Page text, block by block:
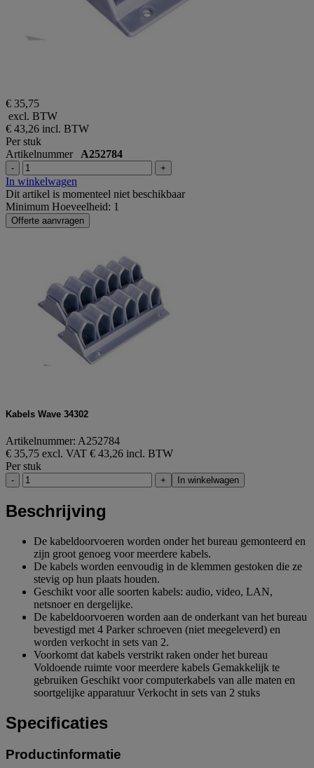
€ 35,75
excl. BTW
€ 43,26 incl. BTW
Per stuk
Artikelnummer A252784
- +
In winkelwagen
Dit artikel is momenteel niet beschikbaar
Minimum Hoeveelheid: 1
Offerte aanvragen
Kabels Wave 34302
Artikelnummer: A252784
€ 35,75 excl. VAT € 43,26 incl. BTW
Per stuk
- + In winkelwagen
Beschrijving
De kabeldoorvoeren worden onder het bureau gemonteerd en
zijn groot genoeg voor meerdere kabels.
De kabels worden eenvoudig in de klemmen gestoken die ze
stevig op hun plaats houden.
Geschikt voor alle soorten kabels: audio, video, LAN,
netsnoer en dergelijke.
De kabeldoorvoeren worden aan de onderkant van het bureau
bevestigd met 4 Parker schroeven (niet meegeleverd) en
worden verkocht in sets van 2.
Voorkomt dat kabels verstrikt raken onder het bureau
Voldoende ruimte voor meerdere kabels Gemakkelijk te
gebruiken Geschikt voor computerkabels van alle maten en
soortgelijke apparatuur Verkocht in sets van 2 stuks
Specificaties
Productinformatie